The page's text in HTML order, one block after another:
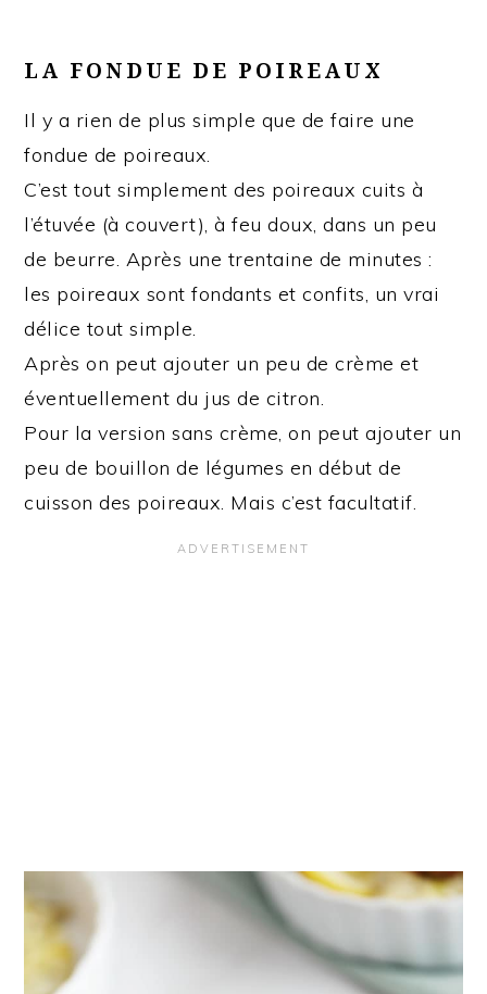
LA FONDUE DE POIREAUX
Il y a rien de plus simple que de faire une
fondue de poireaux.
C’est tout simplement des poireaux cuits à
l’étuvée (à couvert), à feu doux, dans un peu
de beurre. Après une trentaine de minutes :
les poireaux sont fondants et confits, un vrai
délice tout simple.
Après on peut ajouter un peu de crème et
éventuellement du jus de citron.
Pour la version sans crème, on peut ajouter un
peu de bouillon de légumes en début de
cuisson des poireaux. Mais c’est facultatif.